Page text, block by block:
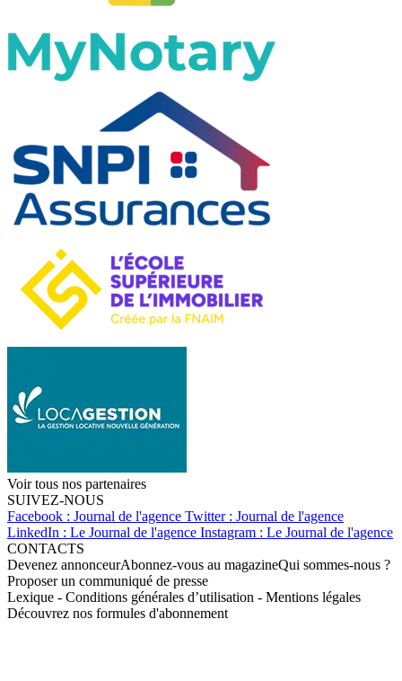
Voir tous nos partenaires
SUIVEZ-NOUS
Facebook : Journal de l'agence Twitter : Journal de l'agence
LinkedIn : Le Journal de l'agence Instagram : Le Journal de l'agence
CONTACTS
Devenez annonceurAbonnez-vous au magazineQui sommes-nous ?
Proposer un communiqué de presse
Lexique - Conditions générales d’utilisation - Mentions légales
Découvrez nos formules d'abonnement